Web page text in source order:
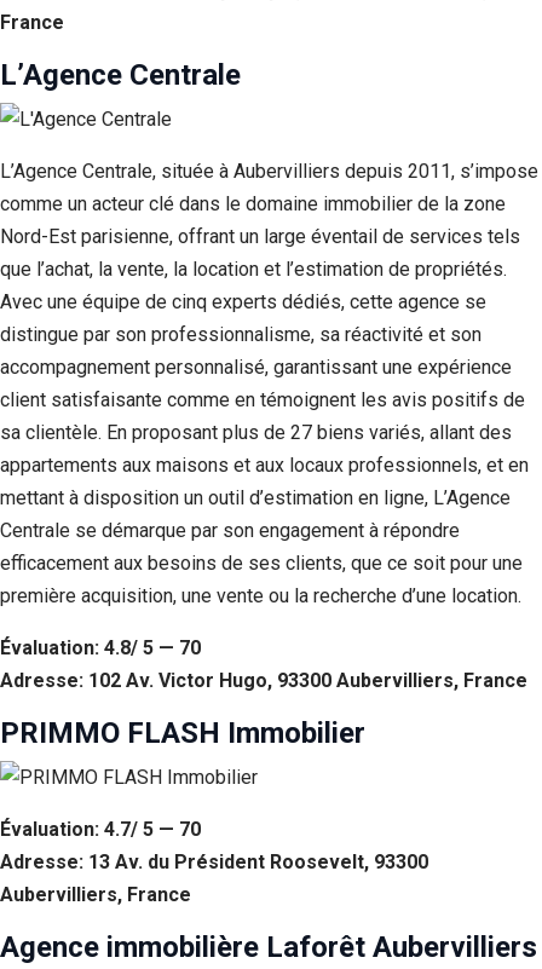
France
L’Agence Centrale
L’Agence Centrale, située à Aubervilliers depuis 2011, s’impose
comme un acteur clé dans le domaine immobilier de la zone
Nord-Est parisienne, offrant un large éventail de services tels
que l’achat, la vente, la location et l’estimation de propriétés.
Avec une équipe de cinq experts dédiés, cette agence se
distingue par son professionnalisme, sa réactivité et son
accompagnement personnalisé, garantissant une expérience
client satisfaisante comme en témoignent les avis positifs de
sa clientèle. En proposant plus de 27 biens variés, allant des
appartements aux maisons et aux locaux professionnels, et en
mettant à disposition un outil d’estimation en ligne, L’Agence
Centrale se démarque par son engagement à répondre
efficacement aux besoins de ses clients, que ce soit pour une
première acquisition, une vente ou la recherche d’une location.
Évaluation: 4.8/ 5 — 70
Adresse: 102 Av. Victor Hugo, 93300 Aubervilliers, France
PRIMMO FLASH Immobilier
Évaluation: 4.7/ 5 — 70
Adresse: 13 Av. du Président Roosevelt, 93300
Aubervilliers, France
Agence immobilière Laforêt Aubervilliers